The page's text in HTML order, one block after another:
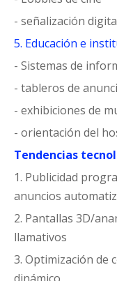
- señalización
5. Educación e
- Sistemas de
- tableros de
- exhibiciones de
- orientación del
Tendencias
1. Publicidad
anuncios
2. Pantallas 3D/
llamativos
3. Optimización de